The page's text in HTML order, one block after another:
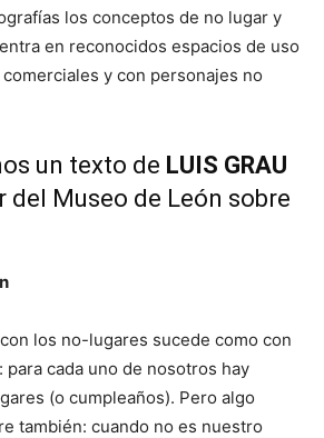
los conceptos de no lugar y
en reconocidos espacios de uso
y con personajes no
un texto de LUIS GRAU
del Museo de León sobre
los no-lugares sucede como con
cada uno de nosotros hay
(o cumpleaños). Pero algo
también: cuando no es nuestro